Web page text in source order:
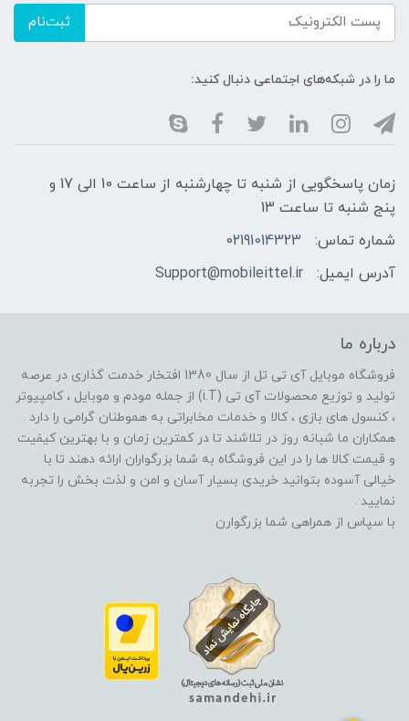
ثبت‌نام
ما را در شبکه‌های اجتماعی دنبال کنید:
زمان پاسخگویی از شنبه تا چهارشنبه از ساعت 10 الی 17 و
پنج شنبه تا ساعت 13
شماره تماس:
02191014323
آدرس ایمیل:
Support@mobileittel.ir
درباره ما
فروشگاه موبایل آی تی تل از سال 1380 افتخار خدمت گذاری در عرصه
تولید و توزیع محصولات آی تی (i.T) از جمله مودم و موبایل ، کامپیوتر
، کنسول های بازی ، کالا و خدمات مخابراتی به هموطنان گرامی را دارد .
همکاران ما شبانه روز در تلاشند تا در کمترین زمان و با بهترین کیفیت
و قیمت کالا ها را در این فروشگاه به شما بزرگواران ارائه دهند تا با
خیالی آسوده بتوانید خریدی بسیار آسان و امن و لذت بخش را تجربه
نمایید .
با سپاس از همراهی شما بزرگوارن